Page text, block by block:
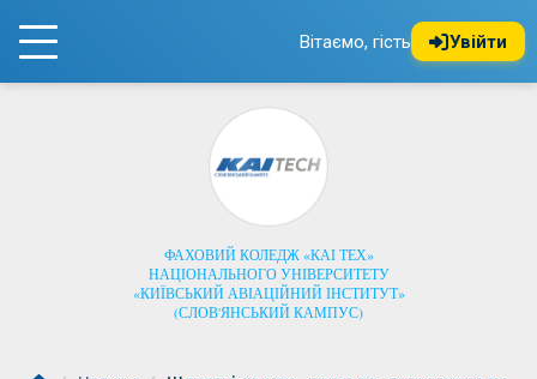
Вітаємо, гість Увійти
ФАХОВИЙ КОЛЕДЖ «КАІ ТЕХ»
НАЦІОНАЛЬНОГО УНІВЕРСИТЕТУ
«КИЇВСЬКИЙ АВІАЦІЙНИЙ ІНСТИТУТ»
(СЛОВ'ЯНСЬКИЙ КАМПУС)